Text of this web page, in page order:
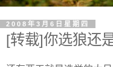
2008年3月6日星期四
[转载]你选狼还